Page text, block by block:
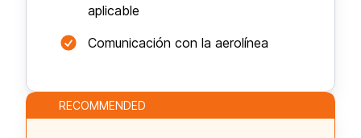
aplicable
Comunicación con la aerolínea
RECOMMENDED